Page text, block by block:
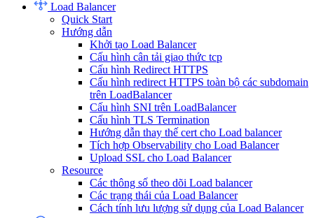
Load Balancer
Quick Start
Hướng dẫn
Khởi tạo Load Balancer
Cấu hình cân tải giao thức tcp
Cấu hình Redirect HTTPS
Cấu hình redirect HTTPS toàn bộ các subdomain
trên LoadBalancer
Cấu hình SNI trên LoadBalancer
Cấu hình TLS Termination
Hướng dẫn thay thế cert cho Load balancer
Tích hợp Observability cho Load Balancer
Upload SSL cho Load Balancer
Resource
Các thông số theo dõi Load balancer
Các trạng thái của Load Balancer
Cách tính lưu lượng sử dụng của Load Balancer